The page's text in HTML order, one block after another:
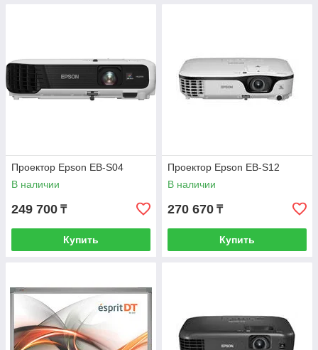
Проектор Epson EB-S04
В наличии
249 700 ₸
Купить
Проектор Epson EB-S12
В наличии
270 670 ₸
Купить